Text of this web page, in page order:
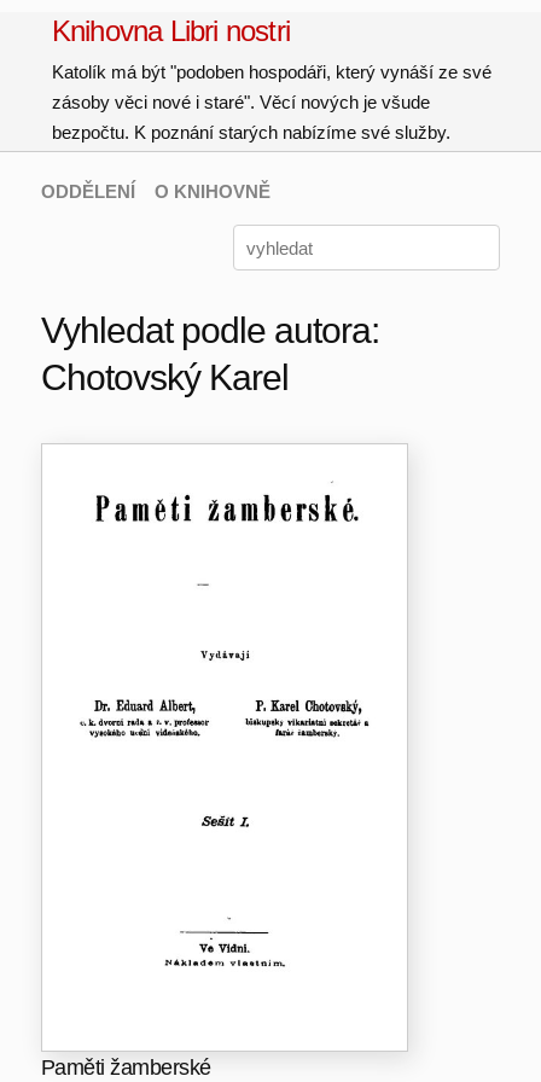
Knihovna Libri nostri
Katolík má být "podoben hospodáři, který vynáší ze své
zásoby věci nové i staré". Věcí nových je všude
bezpočtu. K poznání starých nabízíme své služby.
ODDĚLENÍ O KNIHOVNĚ
Vyhledat podle autora:
Chotovský Karel
Paměti žamberské